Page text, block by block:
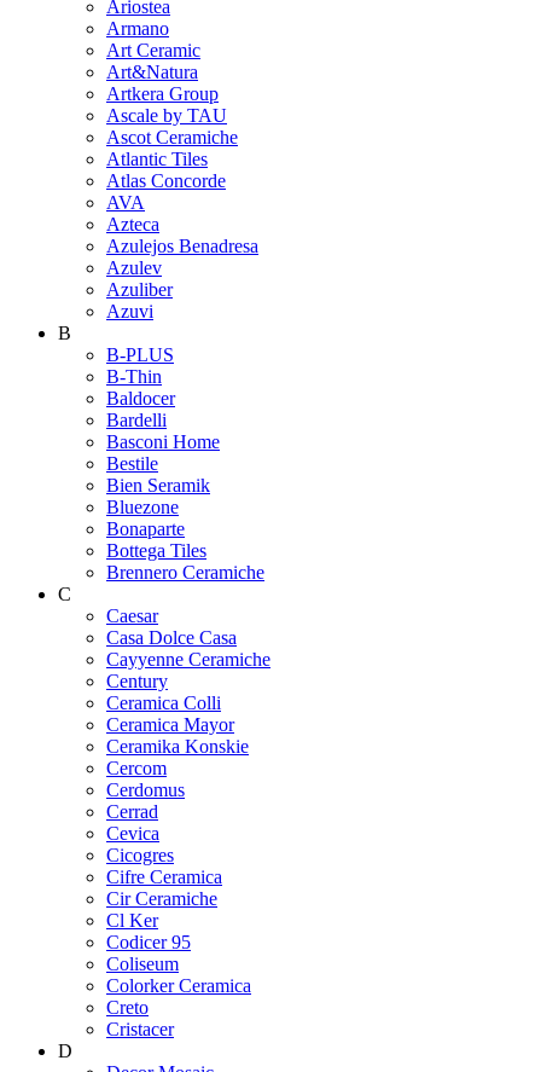
Ariostea
Armano
Art Ceramic
Art&Natura
Artkera Group
Ascale by TAU
Ascot Ceramiche
Atlantic Tiles
Atlas Concorde
AVA
Azteca
Azulejos Benadresa
Azulev
Azuliber
Azuvi
B
B-PLUS
B-Thin
Baldocer
Bardelli
Basconi Home
Bestile
Bien Seramik
Bluezone
Bonaparte
Bottega Tiles
Brennero Ceramiche
C
Caesar
Casa Dolce Casa
Cayyenne Ceramiche
Century
Ceramica Colli
Ceramica Mayor
Ceramika Konskie
Cercom
Cerdomus
Cerrad
Cevica
Cicogres
Cifre Ceramica
Cir Ceramiche
Cl Ker
Codicer 95
Coliseum
Colorker Ceramica
Creto
Cristacer
D